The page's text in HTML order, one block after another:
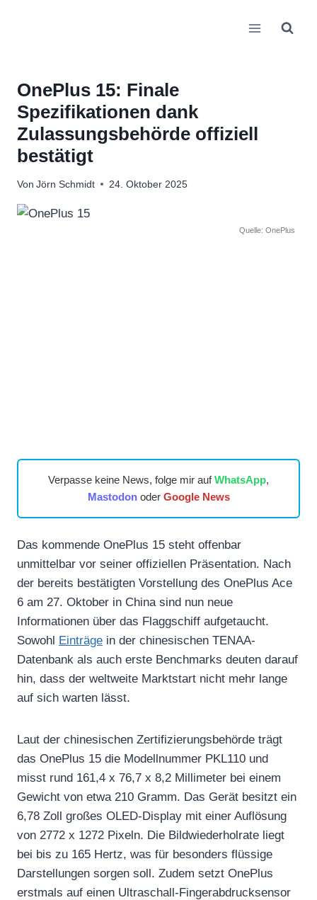
OnePlus 15: Finale
Spezifikationen dank
Zulassungsbehörde offiziell
bestätigt
Von Jörn Schmidt 24. Oktober 2025
Quelle: OnePlus
Verpasse keine News, folge mir aufWhatsApp,
Mastodonoder Google News
Das kommende OnePlus 15 steht offenbar
unmittelbar vor seiner offiziellen Präsentation. Nach
der bereits bestätigten Vorstellung des OnePlus Ace
6 am 27. Oktober in China sind nun neue
Informationen über das Flaggschiff aufgetaucht.
Sowohl Einträge in der chinesischen TENAA-
Datenbank als auch erste Benchmarks deuten darauf
hin, dass der weltweite Marktstart nicht mehr lange
auf sich warten lässt.
Laut der chinesischen Zertifizierungsbehörde trägt
das OnePlus 15 die Modellnummer PKL110 und
misst rund 161,4 x 76,7 x 8,2 Millimeter bei einem
Gewicht von etwa 210 Gramm. Das Gerät besitzt ein
6,78 Zoll großes OLED-Display mit einer Auflösung
von 2772 x 1272 Pixeln. Die Bildwiederholrate liegt
bei bis zu 165 Hertz, was für besonders flüssige
Darstellungen sorgen soll. Zudem setzt OnePlus
erstmals auf einen Ultraschall-Fingerabdrucksensor